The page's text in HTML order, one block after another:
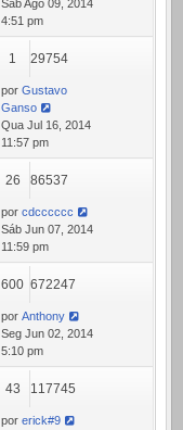
Sáb Ago 09, 2014
4:51 pm
1 29754
por Gustavo
Ganso
Qua Jul 16, 2014
11:57 pm
26 86537
por cdcccccc
Sáb Jun 07, 2014
11:59 pm
600 672247
por Anthony
Seg Jun 02, 2014
5:10 pm
43 117745
por erick#9